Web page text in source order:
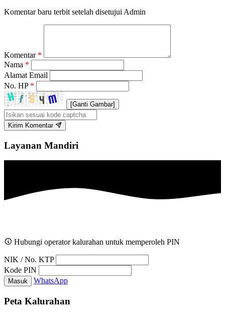
Komentar baru terbit setelah disetujui Admin
Komentar *
Nama *
Alamat Email
No. HP *
[Ganti Gambar]
Kirim Komentar
Layanan Mandiri
Hubungi operator kalurahan untuk memperoleh PIN
NIK / No. KTP
Kode PIN
Masuk WhatsApp
Peta Kalurahan